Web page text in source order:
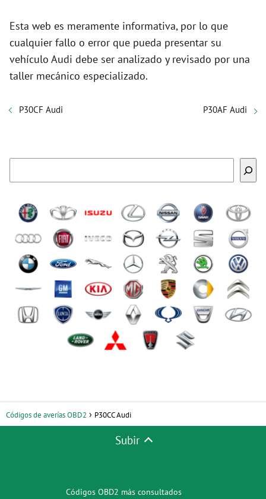
Esta web es meramente informativa, por lo que
cualquier fallo o error que pueda presentar su
vehículo Audi debe ser analizado y revisado por una
taller mecánico especializado.
P30CF Audi P30AF Audi
Códigos de averías OBD2 P30CC Audi
Subir
Códigos OBD2 más consultados